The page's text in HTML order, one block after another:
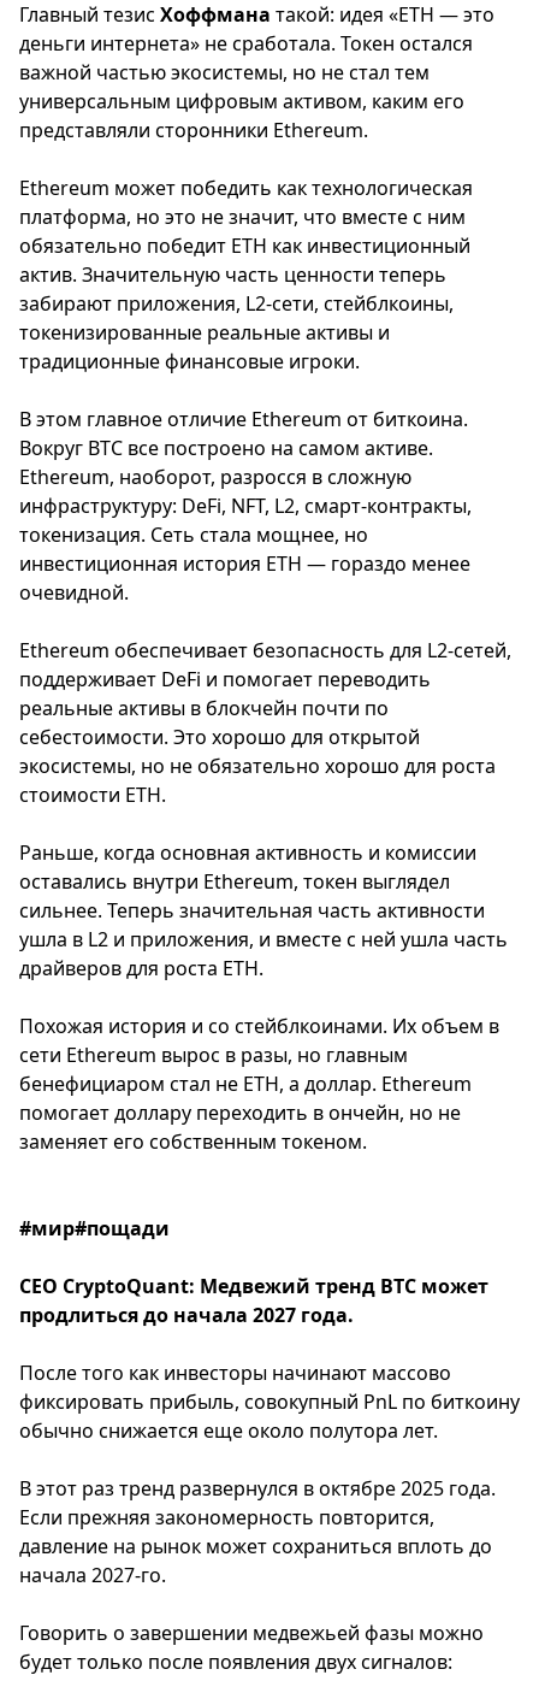
Главный тезис Хоффмана такой: идея «ETH — это
деньги интернета» не сработала. Токен остался
важной частью экосистемы, но не стал тем
универсальным цифровым активом, каким его
представляли сторонники Ethereum.
Ethereum может победить как технологическая
платформа, но это не значит, что вместе с ним
обязательно победит ETH как инвестиционный
актив. Значительную часть ценности теперь
забирают приложения, L2-сети, стейблкоины,
токенизированные реальные активы и
традиционные финансовые игроки.
В этом главное отличие Ethereum от биткоина.
Вокруг BTC все построено на самом активе.
Ethereum, наоборот, разросся в сложную
инфраструктуру: DeFi, NFT, L2, смарт-контракты,
токенизация. Сеть стала мощнее, но
инвестиционная история ETH — гораздо менее
очевидной.
Ethereum обеспечивает безопасность для L2-сетей,
поддерживает DeFi и помогает переводить
реальные активы в блокчейн почти по
себестоимости. Это хорошо для открытой
экосистемы, но не обязательно хорошо для роста
стоимости ETH.
Раньше, когда основная активность и комиссии
оставались внутри Ethereum, токен выглядел
сильнее. Теперь значительная часть активности
ушла в L2 и приложения, и вместе с ней ушла часть
драйверов для роста ETH.
Похожая история и со стейблкоинами. Их объем в
сети Ethereum вырос в разы, но главным
бенефициаром стал не ETH, а доллар. Ethereum
помогает доллару переходить в ончейн, но не
заменяет его собственным токеном.
#мир#пощади
CEO CryptoQuant: Медвежий тренд BTC может
продлиться до начала 2027 года.
После того как инвесторы начинают массово
фиксировать прибыль, совокупный PnL по биткоину
обычно снижается еще около полутора лет.
В этот раз тренд развернулся в октябре 2025 года.
Если прежняя закономерность повторится,
давление на рынок может сохраниться вплоть до
начала 2027-го.
Говорить о завершении медвежьей фазы можно
будет только после появления двух сигналов: